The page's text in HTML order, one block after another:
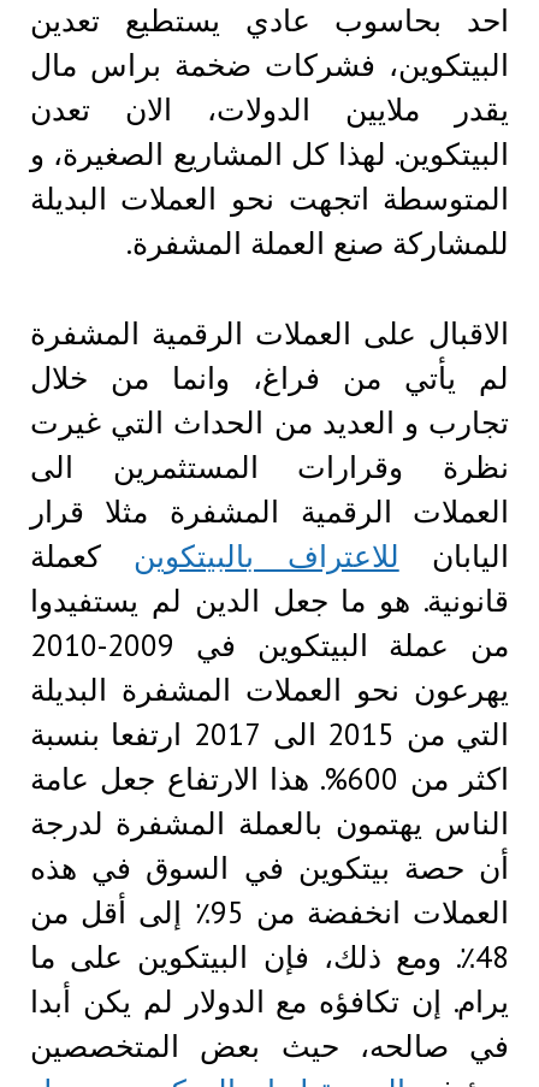
احد بحاسوب عادي يستطيع تعدين
البيتكوين، فشركات ضخمة براس مال
يقدر ملايين الدولات، الان تعدن
البيتكوين. لهذا كل المشاريع الصغيرة، و
المتوسطة اتجهت نحو العملات البديلة
للمشاركة صنع العملة المشفرة.
الاقبال على العملات الرقمية المشفرة
لم يأتي من فراغ، وانما من خلال
تجارب و العديد من الحداث التي غيرت
نظرة وقرارات المستثمرين الى
العملات الرقمية المشفرة مثلا قرار
اليابان للاعتراف بالبيتكوين كعملة
قانونية. هو ما جعل الدين لم يستفيدوا
من عملة البيتكوين في 2009-2010
يهرعون نحو العملات المشفرة البديلة
التي من 2015 الى 2017 ارتفعا بنسبة
اكثر من 600%. هذا الارتفاع جعل عامة
الناس يهتمون بالعملة المشفرة لدرجة
أن حصة بيتكوين في السوق في هذه
العملات انخفضة من 95٪ إلى أقل من
48٪. ومع ذلك، فإن البيتكوين على ما
يرام. إن تكافؤه مع الدولار لم يكن أبدا
في صالحه، حيث بعض المتخصصين